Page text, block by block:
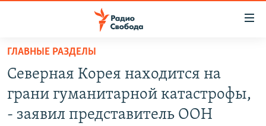
упрощенного
доступа
основному
ПОДКАСТЫ
АВТОРСКИЕ ПРОЕКТЫ
ГЛАВНЫЕ РАЗДЕЛЫ
Северная Корея находится на
грани гуманитарной катастрофы,
- заявил представитель ООН